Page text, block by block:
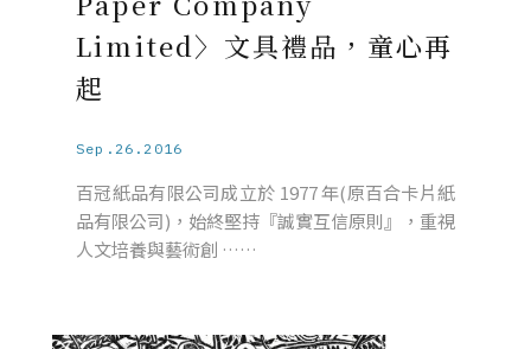
Limited〉文具禮品，童心再
起
Sep.26.2016
百冠紙品有限公司成立於 1977 年(原百合卡片紙
品有限公司)，始終堅持『誠實互信原則』，重視
人文培養與藝術創 ……